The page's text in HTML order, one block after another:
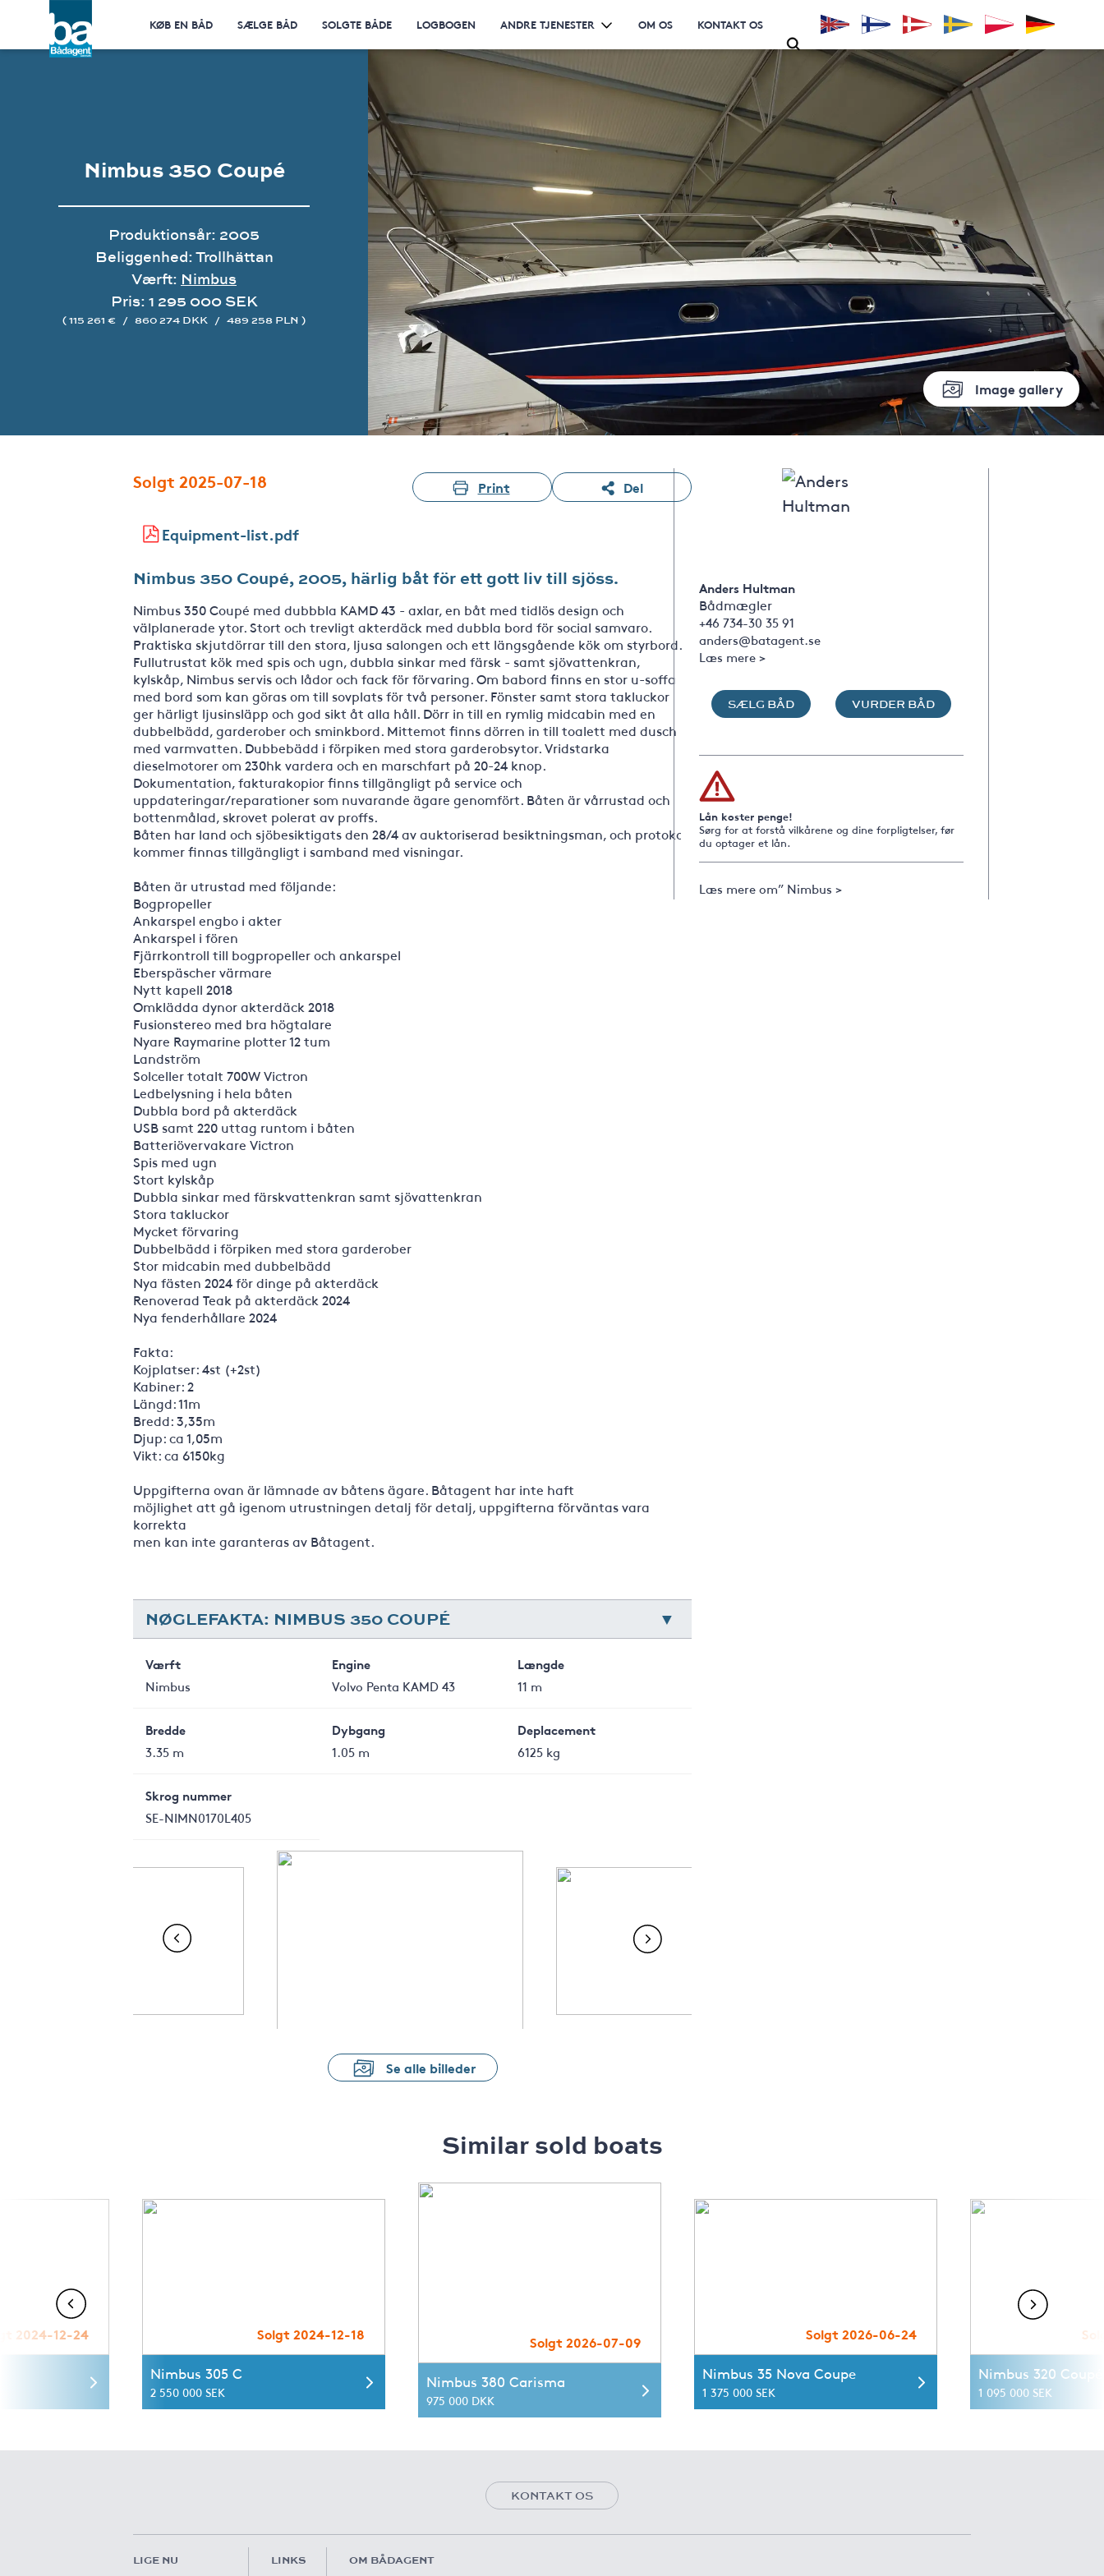
KØB EN BÅD SÆLGE BÅD SOLGTE BÅDE LOGBOGEN ANDRE TJENESTER OM OS KONTAKT OS
Image gallery
Nimbus 350 Coupé
Produktionsår: 2005
Beliggenhed: Trollhättan
Værft: Nimbus
Pris: 1 295 000 SEK
( 115 261 € / 860 274 DKK / 489 258 PLN )
Solgt 2025-07-18 Print Del
Equipment-list.pdf
Nimbus 350 Coupé, 2005, härlig båt för ett gott liv till sjöss.
Nimbus 350 Coupé med dubbbla KAMD 43 - axlar, en båt med tidlös design och
välplanerade ytor. Stort och trevligt akterdäck med dubbla bord för social samvaro.
Praktiska skjutdörrar till den stora, ljusa salongen och ett längsgående kök om styrbord.
Fullutrustat kök med spis och ugn, dubbla sinkar med färsk - samt sjövattenkran,
kylskåp, Nimbus servis och lådor och fack för förvaring. Om babord finns en stor u-soffa
med bord som kan göras om till sovplats för två personer. Fönster samt stora takluckor
ger härligt ljusinsläpp och god sikt åt alla håll. Dörr in till en rymlig midcabin med en
dubbelbädd, garderober och sminkbord. Mittemot finns dörren in till toalett med dusch
med varmvatten. Dubbebädd i förpiken med stora garderobsytor. Vridstarka
dieselmotorer om 230hk vardera och en marschfart på 20-24 knop.
Dokumentation, fakturakopior finns tillgängligt på service och
uppdateringar/reparationer som nuvarande ägare genomfört. Båten är vårrustad och
bottenmålad, skrovet polerat av proffs.
Båten har land och sjöbesiktigats den 28/4 av auktoriserad besiktningsman, och protokoll
kommer finnas tillgängligt i samband med visningar.
Båten är utrustad med följande:
Bogpropeller
Ankarspel engbo i akter
Ankarspel i fören
Fjärrkontroll till bogpropeller och ankarspel
Eberspäscher värmare
Nytt kapell 2018
Omklädda dynor akterdäck 2018
Fusionstereo med bra högtalare
Nyare Raymarine plotter 12 tum
Landström
Solceller totalt 700W Victron
Ledbelysning i hela båten
Dubbla bord på akterdäck
USB samt 220 uttag runtom i båten
Batteriövervakare Victron
Spis med ugn
Stort kylskåp
Dubbla sinkar med färskvattenkran samt sjövattenkran
Stora takluckor
Mycket förvaring
Dubbelbädd i förpiken med stora garderober
Stor midcabin med dubbelbädd
Nya fästen 2024 för dinge på akterdäck
Renoverad Teak på akterdäck 2024
Nya fenderhållare 2024
Fakta:
Kojplatser: 4st (+2st)
Kabiner: 2
Längd: 11m
Bredd: 3,35m
Djup: ca 1,05m
Vikt: ca 6150kg
Uppgifterna ovan är lämnade av båtens ägare. Båtagent har inte haft
möjlighet att gå igenom utrustningen detalj för detalj, uppgifterna förväntas vara
korrekta
men kan inte garanteras av Båtagent.
NØGLEFAKTA: NIMBUS 350 COUPÉ
Værft
Nimbus
Engine
Volvo Penta KAMD 43
Længde
11 m
Bredde
3.35 m
Dybgang
1.05 m
Deplacement
6125 kg
Skrog nummer
SE-NIMN0170L405
Se alle billeder
Anders Hultman
Bådmægler
+46 734-30 35 91
anders@batagent.se
Læs mere >
SÆLG BÅD VURDER BÅD
Lån koster penge!
Sørg for at forstå vilkårene og dine forpligtelser, før
du optager et lån.
Læs mere om” Nimbus >
Similar sold boats
2024-12-24 Solgt 2024-12-18
Nimbus 305 C
2 550 000 SEK
Solgt 2026-07-09
Nimbus 380 Carisma
975 000 DKK
Solgt 2026-06-24
Nimbus 35 Nova Coupe
1 375 000 SEK
Nimbus 320 Coupé
1 095 000 SEK
KONTAKT OS
LIGE NU LINKS OM BÅDAGENT